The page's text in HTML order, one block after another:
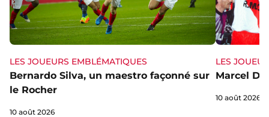
LES JOUEURS EMBLÉMATIQUES
Bernardo Silva, un maestro façonné sur
le Rocher
10 août 2026
LES
Marcel
10 août 2026